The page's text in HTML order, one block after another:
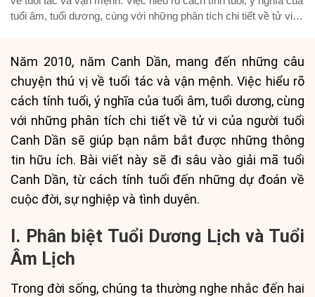
tuổi âm, tuổi dương, cùng với những phân tích chi tiết về tử vi
Năm 2010, năm Canh Dần, mang đến những câu
chuyện thú vị về tuổi tác và vận mệnh. Việc hiểu rõ
cách tính tuổi, ý nghĩa của tuổi âm, tuổi dương, cùng
với những phân tích chi tiết về tử vi của người tuổi
Canh Dần sẽ giúp bạn nắm bắt được những thông
tin hữu ích. Bài viết này sẽ đi sâu vào giải mã tuổi
Canh Dần, từ cách tính tuổi đến những dự đoán về
cuộc đời, sự nghiệp và tình duyên.
I. Phân biệt Tuổi Dương Lịch và Tuổi
Âm Lịch
Trong đời sống, chúng ta thường nghe nhắc đến hai